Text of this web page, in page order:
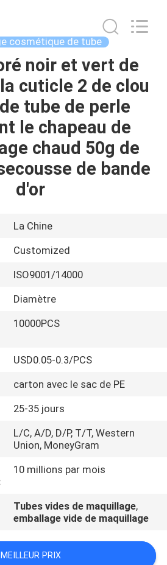
cosmétique de tube
noir et vert de
cuticle 2 de clou
tube de perle
le chapeau de
chaud 50g de
de bande
d'or
La Chine
Customized
ISO9001/14000
Diamètre
10000PCS
USD0.05-0.3/PCS
carton avec le sac de PE
25-35 jours
L/C, A/D, D/P, T/T, Western
Union, MoneyGram
10 millions par mois
Tubes vides de maquillage,
emballage vide de maquillage
MEILLEUR PRIX